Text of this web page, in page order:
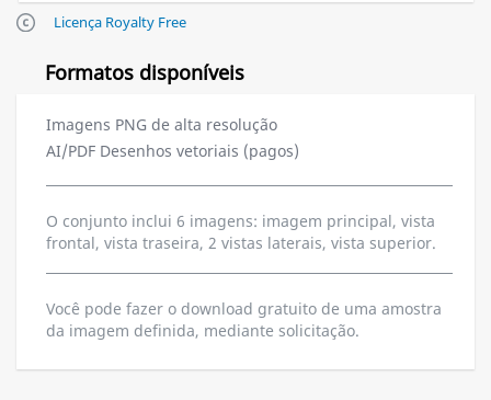
Licença Royalty Free
Formatos disponíveis
Imagens PNG de alta resolução
AI/PDF Desenhos vetoriais (pagos)
O conjunto inclui 6 imagens: imagem principal, vista
frontal, vista traseira, 2 vistas laterais, vista superior.
Você pode fazer o download gratuito de uma amostra
da imagem definida, mediante solicitação.